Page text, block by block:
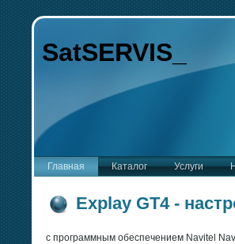
SatSERVIS_
Главная Каталог Услуги
Explay GT4 -
c программным обеспечением Navitel